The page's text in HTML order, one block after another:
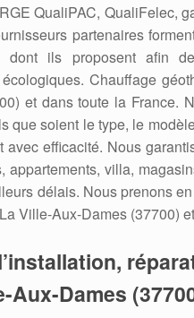
QualiPAC, QualiFelec,
partenaires
dont ils proposent afin
Chauffage
et dans toute la France.
que soient le type, le
efficacité. Nous
appartements, villa,
délais. Nous prenons
Ville-Aux-Dames (37700)
Aux-Dames